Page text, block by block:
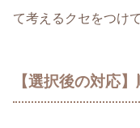
て考えるクセをつけ
【選択後の対応